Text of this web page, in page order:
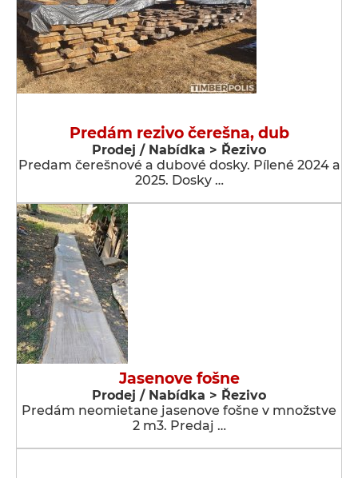
Predám rezivo čerešna, dub
Prodej / Nabídka > Řezivo
Predam čerešnové a dubové dosky. Pílené 2024 a
2025. Dosky …
Jasenove fošne
Prodej / Nabídka > Řezivo
Predám neomietane jasenove fošne v množstve
2 m3. Predaj …